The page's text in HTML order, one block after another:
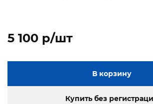
5 100 p/шт
В корзину
Купить без